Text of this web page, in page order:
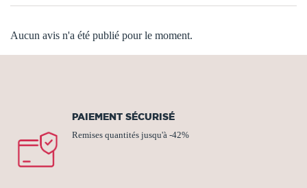
Aucun avis n'a été publié pour le moment.
PAIEMENT SÉCURISÉ
Remises quantités jusqu'à -42%